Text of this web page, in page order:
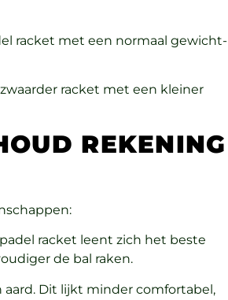
racket met een normaal gewicht-
racket met een kleiner
REKENING
racket leent zich het beste
de bal raken.
aard. Dit lijkt minder comfortabel,